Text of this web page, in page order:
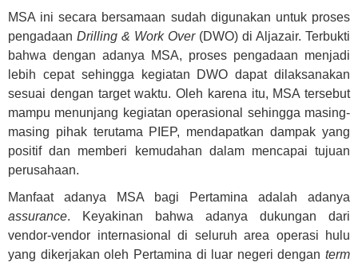
MSA ini secara bersamaan sudah digunakan untuk proses
pengadaan Drilling & Work Over(DWO) di Aljazair. Terbukti
bahwa dengan adanya MSA, proses pengadaan menjadi
lebih cepat sehingga kegiatan DWO dapat dilaksanakan
sesuai dengan target waktu. Oleh karena itu, MSA tersebut
mampu menunjang kegiatan operasional sehingga masing-
masing pihak terutama PIEP, mendapatkan dampak yang
positif dan memberi kemudahan dalam mencapai tujuan
perusahaan.
Manfaat adanya MSA bagi Pertamina adalah adanya
assurance. Keyakinan bahwa adanya dukungan dari
vendor-vendor internasional di seluruh area operasi hulu
yang dikerjakan oleh Pertamina di luar negeri dengan term